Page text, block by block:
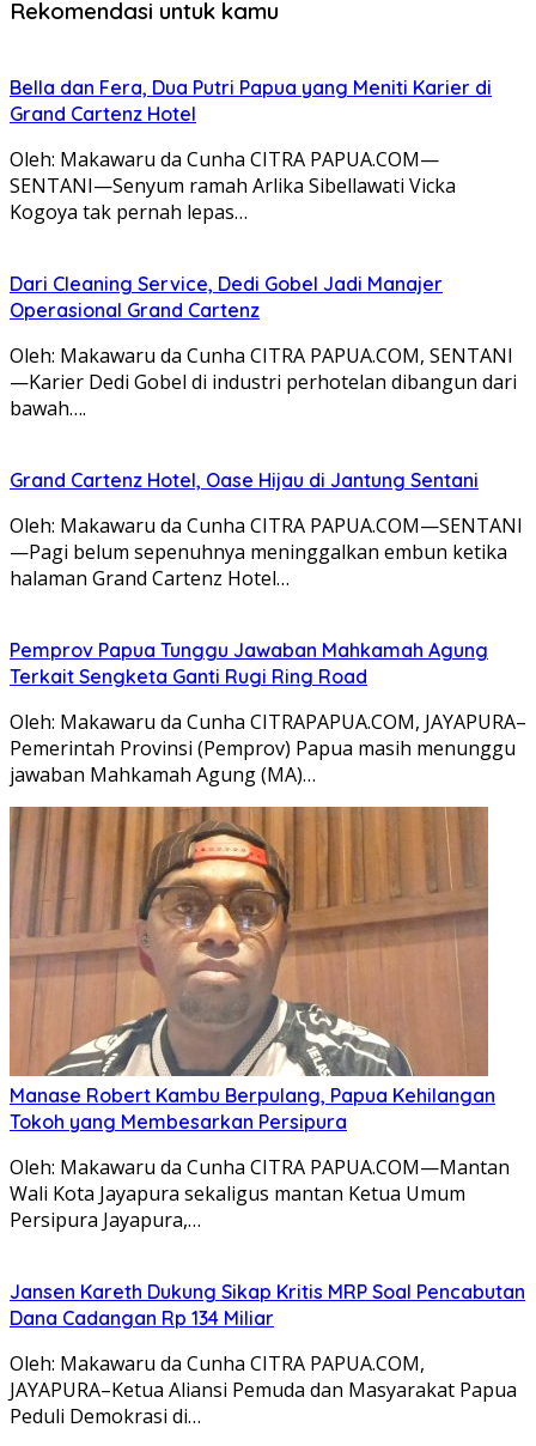
Rekomendasi untuk kamu
Bella dan Fera, Dua Putri Papua yang Meniti Karier di
Grand Cartenz Hotel
Oleh: Makawaru da Cunha CITRA PAPUA.COM—
SENTANI—Senyum ramah Arlika Sibellawati Vicka
Kogoya tak pernah lepas…
Dari Cleaning Service, Dedi Gobel Jadi Manajer
Operasional Grand Cartenz
Oleh: Makawaru da Cunha CITRA PAPUA.COM, SENTANI
—Karier Dedi Gobel di industri perhotelan dibangun dari
bawah….
Grand Cartenz Hotel, Oase Hijau di Jantung Sentani
Oleh: Makawaru da Cunha CITRA PAPUA.COM—SENTANI
—Pagi belum sepenuhnya meninggalkan embun ketika
halaman Grand Cartenz Hotel…
Pemprov Papua Tunggu Jawaban Mahkamah Agung
Terkait Sengketa Ganti Rugi Ring Road
Oleh: Makawaru da Cunha CITRAPAPUA.COM, JAYAPURA–
Pemerintah Provinsi (Pemprov) Papua masih menunggu
jawaban Mahkamah Agung (MA)…
Manase Robert Kambu Berpulang, Papua Kehilangan
Tokoh yang Membesarkan Persipura
Oleh: Makawaru da Cunha CITRA PAPUA.COM—Mantan
Wali Kota Jayapura sekaligus mantan Ketua Umum
Persipura Jayapura,…
Jansen Kareth Dukung Sikap Kritis MRP Soal Pencabutan
Dana Cadangan Rp 134 Miliar
Oleh: Makawaru da Cunha CITRA PAPUA.COM,
JAYAPURA–Ketua Aliansi Pemuda dan Masyarakat Papua
Peduli Demokrasi di…